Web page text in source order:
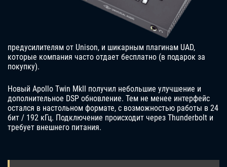
предусилителям от Unison, и шикарным плагинам UAD,
которые компания часто отдает бесплатно (в подарок за
покупку).
Новый Apollo Twin MkII получил небольшие улучшение и
дополнительное DSP обновление. Тем не менее интерфейс
остался в настольном формате, с возможностью работы в 24
бит / 192 кГц. Подключение происходит через Thunderbolt и
требует внешнего питания.